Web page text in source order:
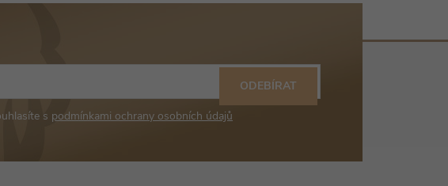
s podmínkami ochrany osobních údajů
ODEBÍRAT